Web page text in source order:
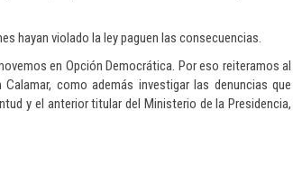
hayan violado la ley paguen las consecuencias.
en Opción Democrática. Por eso reiteramos al
como además investigar las denuncias que
y el anterior titular del Ministerio de la Presidencia,